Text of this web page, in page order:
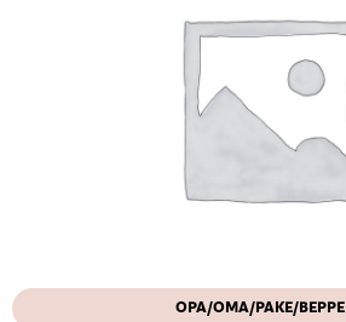
OPA/OMA/PAKE/BEPPE